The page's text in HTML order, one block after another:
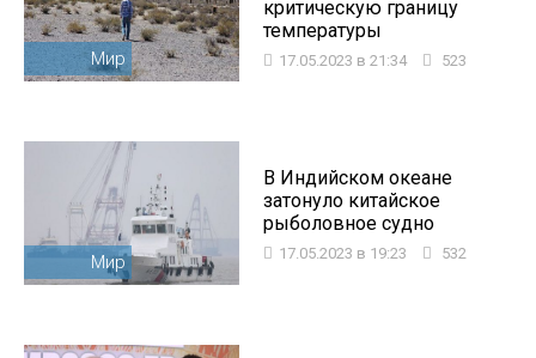
Мир
критическую границу
температуры
17.05.2023 в 21:34 523
Мир
В Индийском океане
затонуло китайское
рыболовное судно
17.05.2023 в 19:23 532